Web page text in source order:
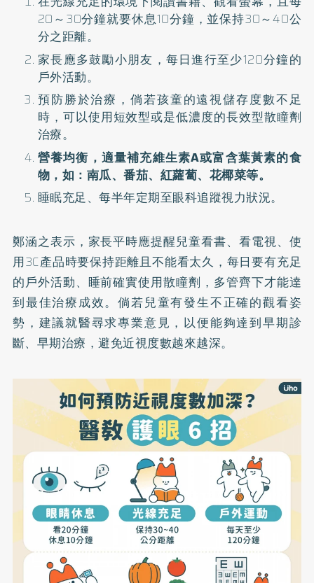
20～30分鐘就要休息10分鐘，並保持30～40公
分之距離。
家長應多鼓勵小朋友，每日進行至少120分鐘的
戶外活動。
預防勝於治療，倘若孩童的遠視儲存度數不足
時，可以使用短效型或是低濃度的長效型散瞳劑
治療。
營養均衡，適量補充維生素A或富含葉黃素的食
物，如：南瓜、番茄、紅蘿蔔、花椰菜等。
睡眠充足、每半年定期至眼科追蹤視力狀況。
鄭涵之表示，家長平時應提醒兒童看書、看電視、使
用3C產品時要保持距離且不能看太久，每日要有充足
的戶外活動、睡前確實使用散瞳劑，多管齊下才能達
到最佳治療成效。倘若兒童有發生不正確的觀看姿
勢，建議就醫尋求專業意見，以便能夠達到早期診
斷、早期治療，避免近視度數越來越深。